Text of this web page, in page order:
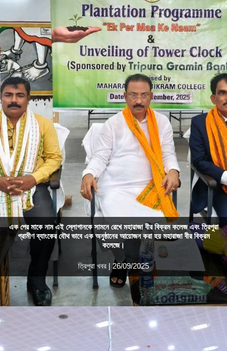
এক পের মাকে নাম এই স্লোগানকে সামনে রেখে মহারাজা বীর বিক্রম কলেজ এবং ত্রিপুরা
গ্রামীণ ব্যাংকের যৌথ ভাবে এক অনুষ্ঠানের আয়োজন করা হয় মহারাজা বীর বিক্রম
কলেজে।
ত্রিপুরা খবর | 26/09/2025